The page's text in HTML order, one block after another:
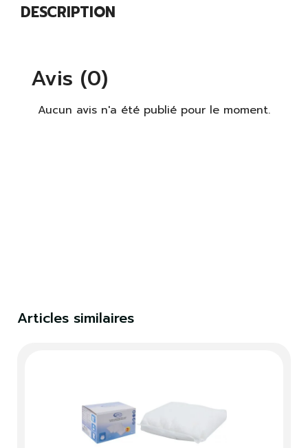
DESCRIPTION
Avis (0)
Aucun avis n'a été publié pour le moment.
Articles similaires